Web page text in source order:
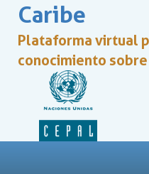
Caribe
Plataforma virtual
conocimiento